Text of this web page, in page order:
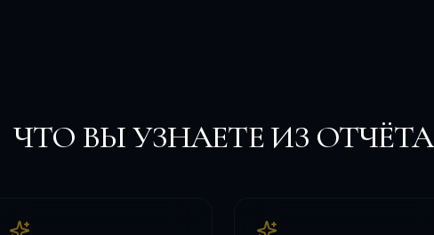
ЧТО ВЫ УЗНАЕТЕ ИЗ ОТЧЁТА